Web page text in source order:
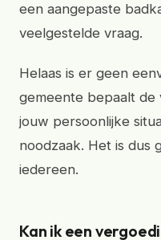
een aangepaste
veelgestelde vraag.
Helaas is er geen
gemeente bepaalt de
jouw persoonlijke
noodzaak. Het is dus
iedereen.
Kan ik een